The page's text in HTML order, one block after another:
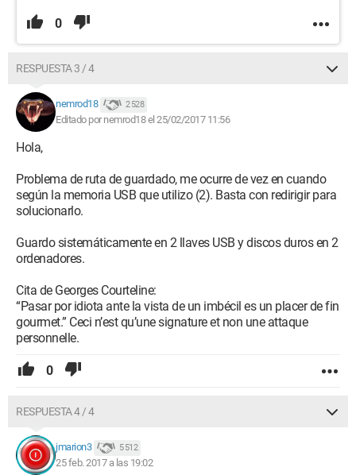
0
RESPUESTA 3 / 4
nemrod18 2 528
Editado por nemrod18 el 25/02/2017 11:56
Hola,
Problema de ruta de guardado, me ocurre de vez en cuando
según la memoria USB que utilizo (2). Basta con redirigir para
solucionarlo.
Guardo sistemáticamente en 2 llaves USB y discos duros en 2
ordenadores.
Cita de Georges Courteline:
“Pasar por idiota ante la vista de un imbécil es un placer de fin
gourmet.” Ceci n’est qu’une signature et non une attaque
personnelle.
0
RESPUESTA 4 / 4
jmarion3 5 512
25 feb. 2017 a las 19:02